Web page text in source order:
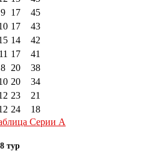
9 17
45
17
43
14
42
11 17
41
8 20
38
20
34
23
21
24
18
Серии А
тур